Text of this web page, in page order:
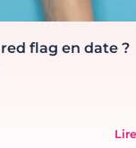
flag en date ?